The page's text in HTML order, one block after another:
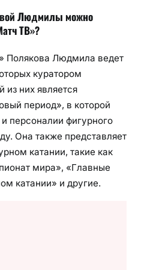
Людмилы можно
ТВ»?
Полякова Людмила ведет
куратором
из них является
период», в которой
персоналии фигурного
Она также представляет
катании, такие как
мира», «Главные
катании» и другие.